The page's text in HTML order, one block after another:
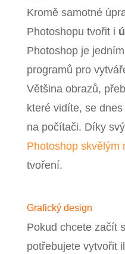
Kromě samotné
Photoshopu tvořit i
Photoshop je
programů pro
Většina obrazů,
které vidíte, se
na počítači. Díky
Photoshop skvělým
tvoření.
Grafický design
Pokud chcete začít
potřebujete vytvořit